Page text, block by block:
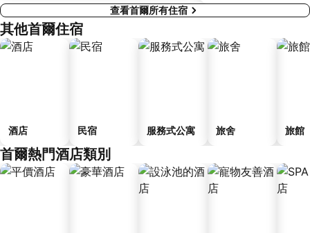
查看首爾所有住宿
其他首爾住宿
酒店 民宿 服務式公寓 旅舍 旅館
首爾熱門酒店類別